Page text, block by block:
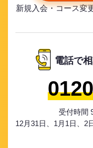
新規入会・コース変
電話で
受付時間
12月31日、1月1日、2